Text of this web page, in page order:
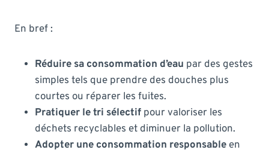
En bref :
Réduire sa consommation d’eau par des gestes
simples tels que prendre des douches plus
courtes ou réparer les fuites.
Pratiquer le tri sélectif pour valoriser les
déchets recyclables et diminuer la pollution.
Adopter une consommation responsable en